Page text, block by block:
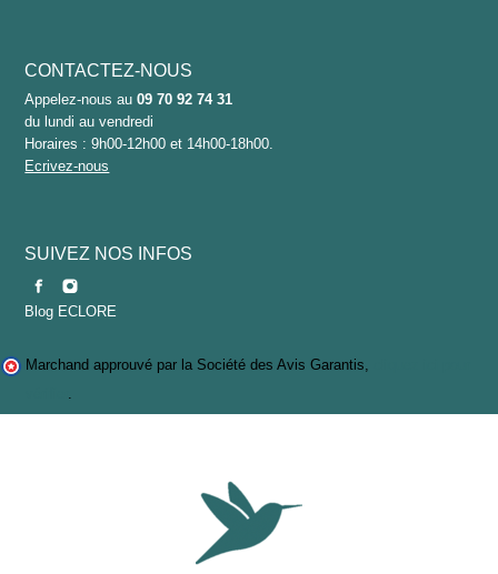
CONTACTEZ-NOUS
Appelez-nous au09 70 92 74 31
du lundi au vendredi
Horaires : 9h00-12h00 et 14h00-18h00.
Ecrivez-nous
SUIVEZ NOS INFOS
Blog ECLORE
Marchand approuvé par la Société des Avis Garantis,
.